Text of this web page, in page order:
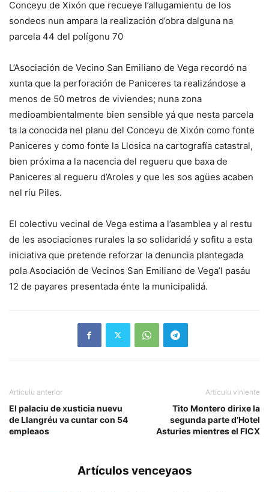
Conceyu de Xixón que recueye l’allugamientu de los
sondeos nun ampara la realización d’obra dalguna na
parcela 44 del polígonu 70
L’Asociación de Vecino San Emiliano de Vega recordó na
xunta que la perforación de Paniceres ta realizándose a
menos de 50 metros de viviendes; nuna zona
medioambientalmente bien sensible yá que nesta parcela
ta la conocida nel planu del Conceyu de Xixón como fonte
Paniceres y como fonte la Llosica na cartografía catastral,
bien próxima a la nacencia del regueru que baxa de
Paniceres al regueru d’Aroles y que les sos agües acaben
nel ríu Piles.
El colectivu vecinal de Vega estima a l’asamblea y al restu
de les asociaciones rurales la so solidaridá y sofitu a esta
iniciativa que pretende reforzar la denuncia plantegada
pola Asociación de Vecinos San Emiliano de Vega’l pasáu
12 de payares presentada énte la municipalidá.
Artículu anterior
El palaciu de xusticia nuevu
de Llangréu va cuntar con 54
empleaos
Artículu viniente
Tito Montero dirixe la
segunda parte d’Hotel
Asturies mientres el FICX
Artículos venceyaos